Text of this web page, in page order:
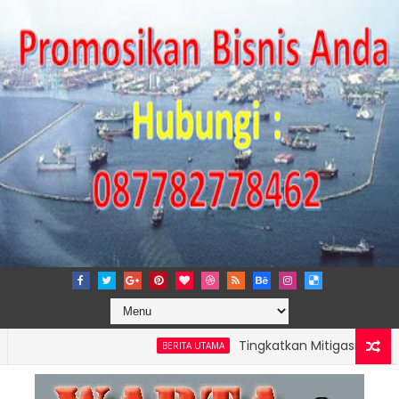
BERITA UTAMA
Tingkatkan Mitigasi Risiko, IPC
PERKUAT KAPASITAS TPK NILAM MELALUI PENAMBAHAN E-RTG